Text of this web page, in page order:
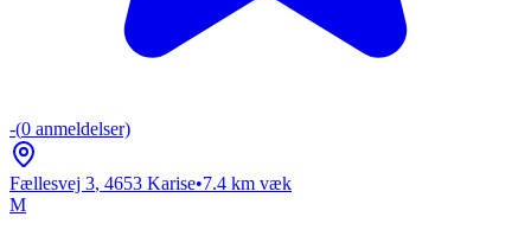
-(0 anmeldelser)
Fællesvej 3, 4653 Karise•7.4 km væk
M